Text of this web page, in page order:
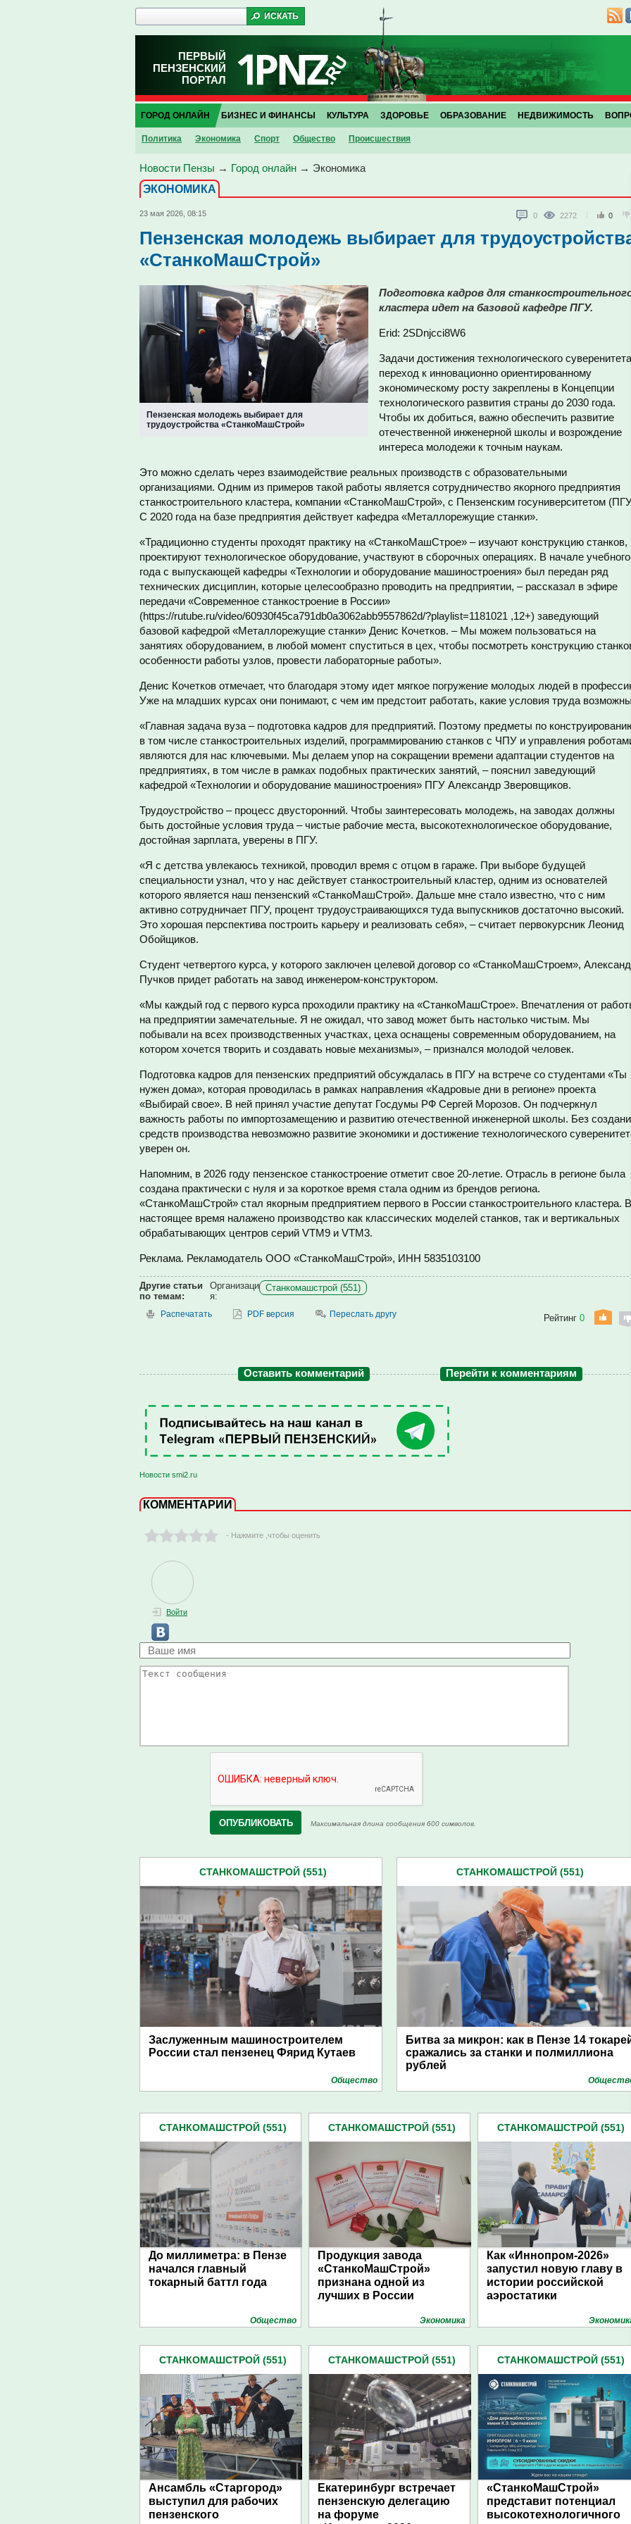
ПЕРВЫЙ
ПЕНЗЕНСКИЙ
ПОРТАЛ
ГОРОД ОНЛАЙН
Политика Экономика Спорт Общество Проиcшествия
БИЗНЕС И ФИНАНСЫ КУЛЬТУРА ЗДОРОВЬЕ ОБРАЗОВАНИЕ НЕДВИЖИМОСТЬ
Новости Пензы → Город онлайн → Экономика
ЭКОНОМИКА
23 мая 2026, 08:15 0 2272 0
Пензенская молодежь выбирает для
«СтанкоМашСтрой»
Пензенская молодежь выбирает для
трудоустройства «СтанкоМашСтрой»
Подготовка кадров для
кластера идет на базовой кафедре ПГУ.
Erid: 2SDnjcci8W6
Задачи достижения технологического
переход к инновационно ориентированному
экономическому росту закреплены в Концепции
технологического развития страны до 2030 года.
Чтобы их добиться, важно обеспечить развитие
отечественной инженерной школы и возрождение
интереса молодежи к точным наукам.
Это можно сделать через взаимодействие реальных производств с образовательными
организациями. Одним из примеров такой работы является сотрудничество якорного предприятия
станкостроительного кластера, компании «СтанкоМашСтрой», с Пензенским госуниверситетом
С 2020 года на базе предприятия действует кафедра «Металлорежущие станки».
«Традиционно студенты проходят практику на «СтанкоМашСтрое» – изучают конструкцию станков,
проектируют технологическое оборудование, участвуют в сборочных операциях. В начале учебного
года с выпускающей кафедры «Технологии и оборудование машиностроения» был передан ряд
технических дисциплин, которые целесообразно проводить на предприятии, – рассказал в эфире
передачи «Современное станкостроение в России»
(https://rutube.ru/video/60930f45ca791db0a3062abb9557862d/?playlist=1181021 ,12+) заведующий
базовой кафедрой «Металлорежущие станки» Денис Кочетков. – Мы можем пользоваться на
занятиях оборудованием, в любой момент спуститься в цех, чтобы посмотреть конструкцию
особенности работы узлов, провести лабораторные работы».
Денис Кочетков отмечает, что благодаря этому идет мягкое погружение молодых людей в
Уже на младших курсах они понимают, с чем им предстоит работать, какие условия труда
«Главная задача вуза – подготовка кадров для предприятий. Поэтому предметы по
в том числе станкостроительных изделий, программированию станков с ЧПУ и управления
являются для нас ключевыми. Мы делаем упор на сокращении времени адаптации студентов на
предприятиях, в том числе в рамках подобных практических занятий, – пояснил заведующий
кафедрой «Технологии и оборудование машиностроения» ПГУ Александр Зверовщиков.
Трудоустройство – процесс двусторонний. Чтобы заинтересовать молодежь, на заводах должны
быть достойные условия труда – чистые рабочие места, высокотехнологическое оборудование,
достойная зарплата, уверены в ПГУ.
«Я с детства увлекаюсь техникой, проводил время с отцом в гараже. При выборе будущей
специальности узнал, что у нас действует станкостроительный кластер, одним из основателей
которого является наш пензенский «СтанкоМашСтрой». Дальше мне стало известно, что с ним
активно сотрудничает ПГУ, процент трудоустраивающихся туда выпускников достаточно высокий.
Это хорошая перспектива построить карьеру и реализовать себя», – считает первокурсник Леонид
Обойщиков.
Студент четвертого курса, у которого заключен целевой договор со «СтанкоМашСтроем»,
Пучков придет работать на завод инженером-конструктором.
«Мы каждый год с первого курса проходили практику на «СтанкоМашСтрое». Впечатления от
на предприятии замечательные. Я не ожидал, что завод может быть настолько чистым. Мы
побывали на всех производственных участках, цеха оснащены современным оборудованием, на
котором хочется творить и создавать новые механизмы», – признался молодой человек.
Подготовка кадров для пензенских предприятий обсуждалась в ПГУ на встрече со студентами «Ты
нужен дома», которая проводилась в рамках направления «Кадровые дни в регионе» проекта
«Выбирай свое». В ней принял участие депутат Госдумы РФ Сергей Морозов. Он подчеркнул
важность работы по импортозамещению и развитию отечественной инженерной школы. Без
средств производства невозможно развитие экономики и достижение технологического
уверен он.
Напомним, в 2026 году пензенское станкостроение отметит свое 20-летие. Отрасль в регионе была
создана практически с нуля и за короткое время стала одним из брендов региона.
«СтанкоМашСтрой» стал якорным предприятием первого в России станкостроительного кластера. В
настоящее время налажено производство как классических моделей станков, так и вертикальных
обрабатывающих центров серий VTM9 и VTM3.
Реклама. Рекламодатель ООО «СтанкоМашСтрой», ИНН 5835103100
Другие статьи
по темам:
Организаци
я:
Станкомашстрой (551)
Распечатать PDF версия Переслать другу Рейтинг 0
Оставить комментарий Перейти к комментариям
Новости smi2.ru
КОММЕНТАРИИ
- Нажмите ,чтобы оценить
Войти
Максимальная длина сообщения 600 символов.
СТАНКОМАШСТРОЙ (551)
Заслуженным машиностроителем
России стал пензенец Фярид Кутаев
Общество
СТАНКОМАШСТРОЙ (551)
Битва за микрон: как в Пензе 14
сражались за станки и полмиллиона
рублей
СТАНКОМАШСТРОЙ (551)
До миллиметра: в Пензе
начался главный
токарный баттл года
Общество
СТАНКОМАШСТРОЙ (551)
Продукция завода
«СтанкоМашСтрой»
признана одной из
лучших в России
Экономика
СТАНКОМАШСТРОЙ (551)
Как «Иннопром-2026»
запустил новую главу в
истории российской
аэростатики
СТАНКОМАШСТРОЙ (551)
Ансамбль «Старгород»
выступил для рабочих
пензенского
СТАНКОМАШСТРОЙ (551)
Екатеринбург встречает
пензенскую делегацию
на форуме
СТАНКОМАШСТРОЙ (551)
«СтанкоМашСтрой»
представит потенциал
высокотехнологичного